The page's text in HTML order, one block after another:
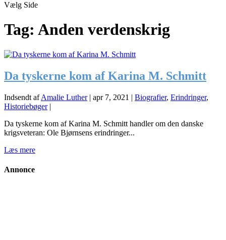
Vælg Side
Tag: Anden verdenskrig
Da tyskerne kom af Karina M. Schmitt
Indsendt afAmalie Luther| apr 7, 2021 | Biografier, Erindringer,
Historiebøger|
Da tyskerne kom af Karina M. Schmitt handler om den danske
krigsveteran: Ole Bjørnsens erindringer...
Læs mere
Annonce